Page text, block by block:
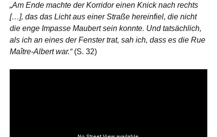
„Am Ende machte der Korridor einen Knick nach rechts
[…], das das Licht aus einer Straße hereinfiel, die nicht
die enge Impasse Maubert sein konnte. Und tatsächlich,
als ich an eines der Fenster trat, sah ich, dass es die Rue
Maître-Albert war.“(S. 32)